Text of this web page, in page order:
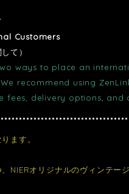
Customers
て）
ways to place an
recommend using
fees, delivery options,
ます。
NIERオリジナルのヴィンテ